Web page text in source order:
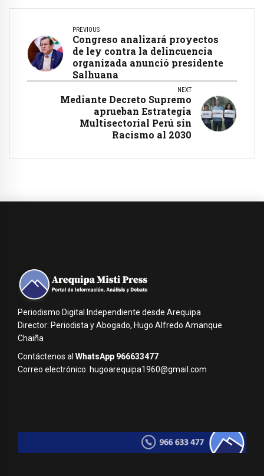
PREVIOUS
Congreso analizará proyectos
de ley contra la delincuencia
organizada anunció presidente
Salhuana
NEXT
Mediante Decreto Supremo
aprueban Estrategia
Multisectorial Perú sin
Racismo al 2030
Periodismo Digital Independiente desde Arequipa
Director: Periodista y Abogado, Hugo Alfredo Amanque
Chaiña
Contáctenos al WhatsApp 966633477
Correo electrónico: hugoarequipa1960@gmail.com